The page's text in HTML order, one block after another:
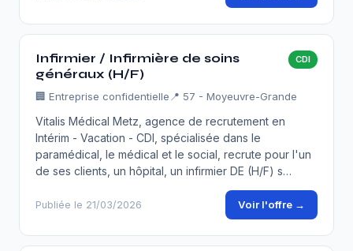
Infirmier / Infirmière de soins
généraux (H/F)
CDI
🏢 Entreprise confidentielle 📍 57 - Moyeuvre-Grande
Vitalis Médical Metz, agence de recrutement en
Intérim - Vacation - CDI, spécialisée dans le
paramédical, le médical et le social, recrute pour l'un
de ses clients, un hôpital, un infirmier DE (H/F) s…
Publiée le 21/03/2026 Voir l'offre →